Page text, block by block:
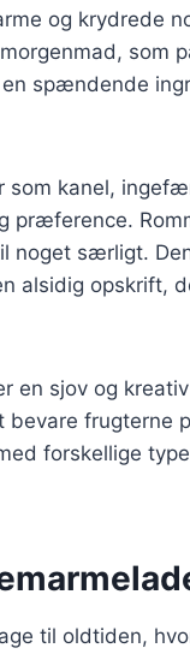
og krydrede
som
spændende
som kanel,
præference.
noget særligt.
alsidig opskrift,
en sjov og
frugterne
forskellige
til oldtiden,